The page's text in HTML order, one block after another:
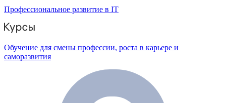
Профессиональное развитие в IT
Обучение для смены профессии, роста в карьере и
саморазвития